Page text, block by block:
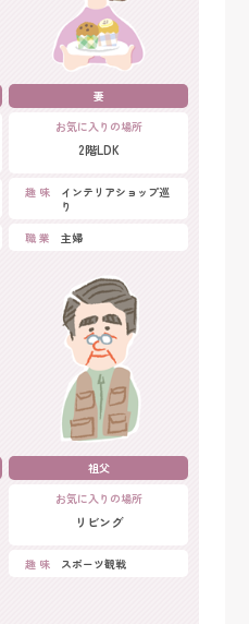
妻
お気に入りの場所
2階LDK
趣 味
インテリアショップ巡
り
職 業 主婦
祖父
お気に入りの場所
リビング
趣 味 スポーツ観戦